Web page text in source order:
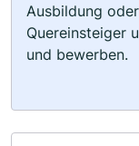
Ausbildung
Quereinsteiger
und bewerben.